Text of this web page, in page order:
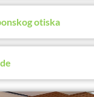
otiska